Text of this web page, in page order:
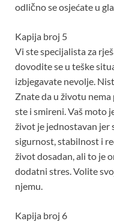
odlično se osjećate u
Kapija broj 5
Vi ste specijalista za
dovodite se u teške
izbjegavate nevolje.
Znate da u životu
ste i smireni. Vaš moto
život je jednostavan jer
sigurnost, stabilnost i
život dosadan, ali to je
dodatni stres. Volite
njemu.
Kapija broj 6